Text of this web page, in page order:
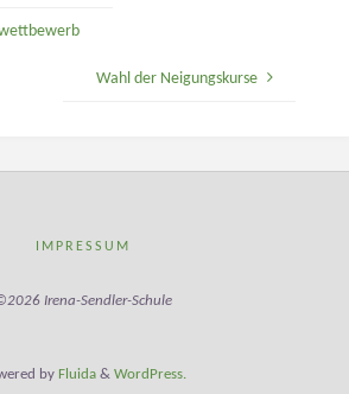
Wahl der Neigungskurse
IMPRESSUM
Irena-Sendler-Schule
by Fluida & WordPress.